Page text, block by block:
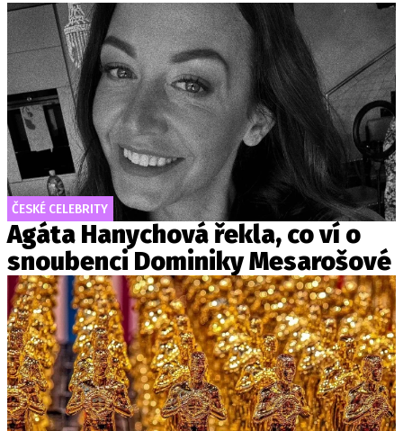
ČESKÉ CELEBRITY
Agáta Hanychová řekla, co ví o
snoubenci Dominiky Mesarošové